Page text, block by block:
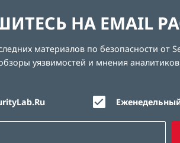
НА EMAIL
материалов по безопасности от
уязвимостей и мнения